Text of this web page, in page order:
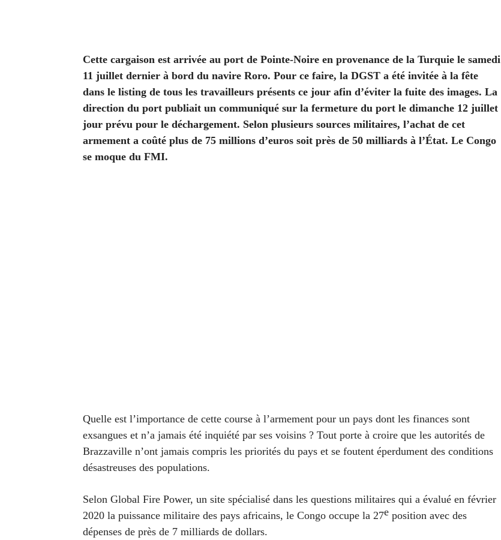
Cette cargaison est arrivée au port de Pointe-Noire en provenance de la Turquie le samedi
11 juillet dernier à bord du navire Roro. Pour ce faire, la DGST a été invitée à la fête
dans le listing de tous les travailleurs présents ce jour afin d’éviter la fuite des images. La
direction du port publiait un communiqué sur la fermeture du port le dimanche 12 juillet
jour prévu pour le déchargement. Selon plusieurs sources militaires, l’achat de cet
armement a coûté plus de 75 millions d’euros soit près de 50 milliards à l’État. Le Congo
se moque du FMI.
Quelle est l’importance de cette course à l’armement pour un pays dont les finances sont
exsangues et n’a jamais été inquiété par ses voisins ? Tout porte à croire que les autorités de
Brazzaville n’ont jamais compris les priorités du pays et se foutent éperdument des conditions
désastreuses des populations.
Selon Global Fire Power, un site spécialisé dans les questions militaires qui a évalué en février
2020 la puissance militaire des pays africains, le Congo occupe la 27e position avec des
dépenses de près de 7 milliards de dollars.